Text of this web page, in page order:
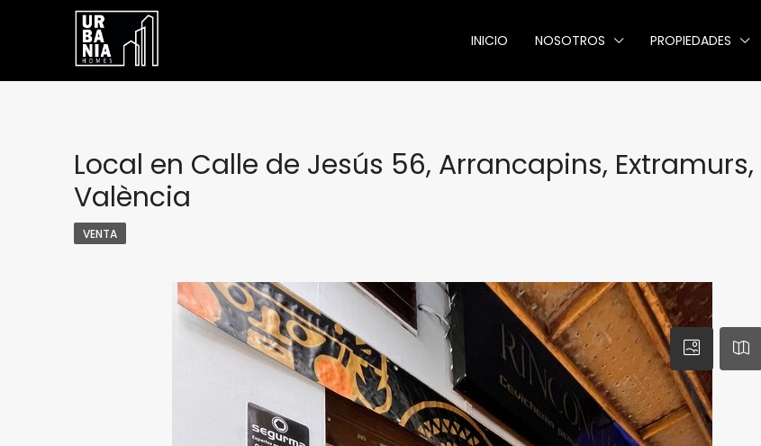
INICIO NOSOTROS PROPIEDADES
Local en Calle de Jesús 56, Arrancapins, Extramurs,
València
VENTA